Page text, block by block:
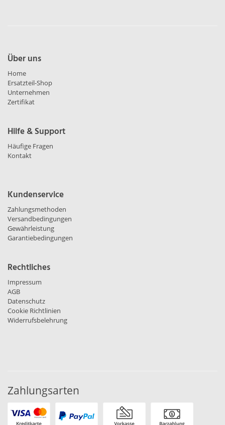
Über uns
Home
Ersatzteil-Shop
Unternehmen
Zertifikat
Hilfe & Support
Häufige Fragen
Kontakt
Kundenservice
Zahlungsmethoden
Versandbedingungen
Gewährleistung
Garantiebedingungen
Rechtliches
Impressum
AGB
Datenschutz
Cookie Richtlinien
Widerrufsbelehrung
Zahlungsarten